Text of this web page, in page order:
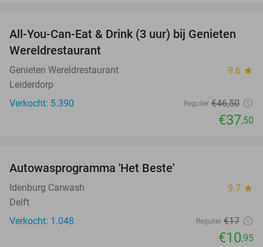
19%
All-You-Can-Eat & Drink (3 uur) bij Genieten
Wereldrestaurant
Genieten Wereldrestaurant 9.6 star
Leiderdorp
Verkocht: 5.390
Regulier €46,50
€37,50
Autowasprogramma 'Het Beste'
Idenburg Carwash 9.7 star
Delft
Verkocht: 1.048
Regulier €17
€10,95